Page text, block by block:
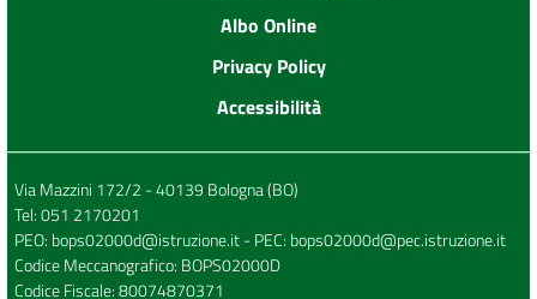
Albo Online
Privacy Policy
Accessibilità
Via Mazzini 172/2 - 40139 Bologna (BO)
Tel:051 2170201
PEO: bops02000d@istruzione.it- PEC: bops02000d@pec.istruzione.it
Codice Meccanografico: BOPS02000D
Codice Fiscale: 80074870371